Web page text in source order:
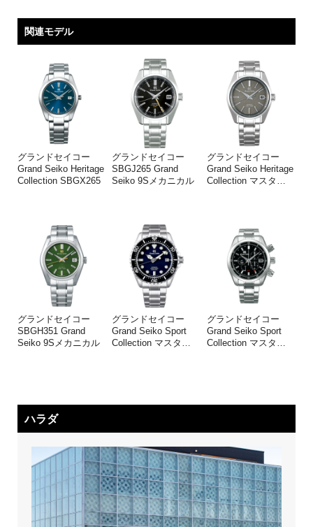
関連モデル
グランドセイコー
Grand Seiko Heritage
Collection SBGX265
グランドセイコー
SBGJ265 Grand
Seiko 9Sメカニカル
グランドセイコー
Grand Seiko Heritage
Collection マスタ
グランドセイコー
SBGH351 Grand
Seiko 9Sメカニカル
グランドセイコー
Grand Seiko Sport
Collection マスタ …
グランドセイコー
Grand Seiko Sport
Collection マスタ …
ハラダ